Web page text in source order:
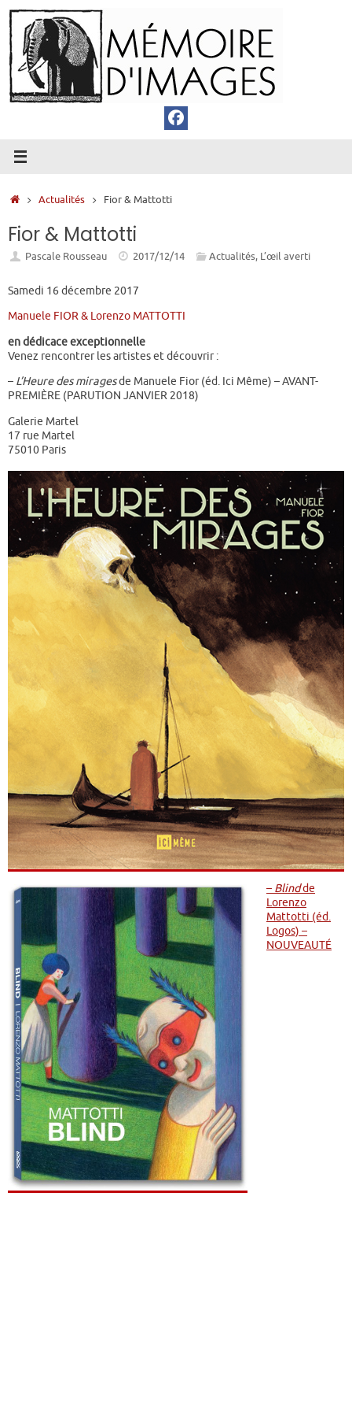
Passer
au
contenu
Accueil
Actualités Fior & Mattotti
Fior & Mattotti
Pascale Rousseau 2017/12/14 Actualités, L’œil averti
Samedi 16 décembre 2017
Manuele FIOR & Lorenzo MATTOTTI
en dédicace exceptionnelle
Venez rencontrer les artistes et découvrir :
– L’Heure des miragesde Manuele Fior (éd. Ici Même) – AVANT-
PREMIÈRE (PARUTION JANVIER 2018)
Galerie Martel
17 rue Martel
75010 Paris
– Blindde
Lorenzo
Mattotti (éd.
Logos) –
NOUVEAUTÉ